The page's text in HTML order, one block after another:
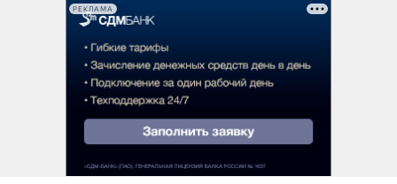
РЕКЛАМА